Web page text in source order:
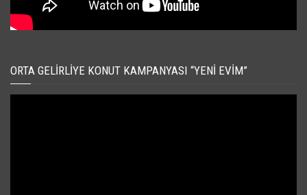
ORTA GELIRLIYE KONUT KAMPANYASI “YENI EVIM”